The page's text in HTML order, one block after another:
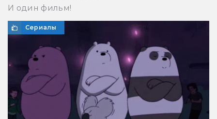
И один фильм!
Сериалы